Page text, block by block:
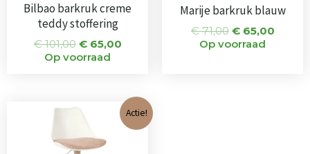
Bilbao barkruk creme
teddy stoffering
€101,00 €65,00
Op voorraad
Marije barkruk blauw
€71,00 €65,00
Op voorraad
Actie!
Oorspronkelijke
prijs
€ 71,00.
Huidige
prijs
is: